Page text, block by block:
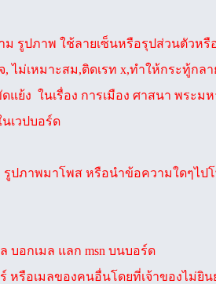
รูปภาพ ใช้ลายเซ็นหรือรุปส่วนตัวห
, ไม่เหมาะสม,ติดเรท x,ทำให้กระทู้
ดแย้ง ในเรื่อง การเมือง ศาสนา พร
เวปบอร์ด
รูปภาพมาโพส หรือนำข้อความใดๆไ
บอกเมล แลก msn บนบอร์ด
หรือเมลของคนอื่นโดยที่เจ้าของไม่ยิน